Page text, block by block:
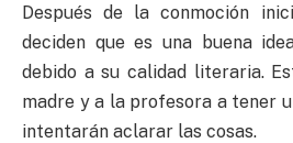
Después de la conmoción
deciden que es una buena
debido a su calidad literaria.
madre y a la profesora a tener
intentarán aclarar las cosas.